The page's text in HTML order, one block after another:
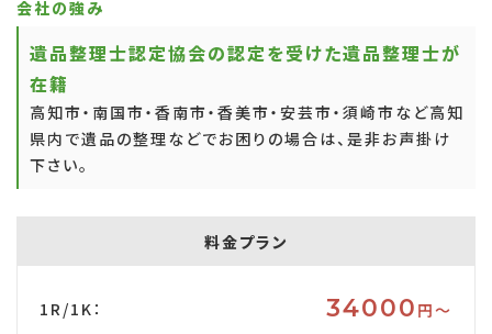
会社の強み
遺品整理士認定協会の認定を受けた遺品整理士が
在籍
高知市・南国市・香南市・香美市・安芸市・須崎市など高知
県内で遺品の整理などでお困りの場合は、是非お声掛け
下さい。
料金プラン
1R/1K： 34000 円〜